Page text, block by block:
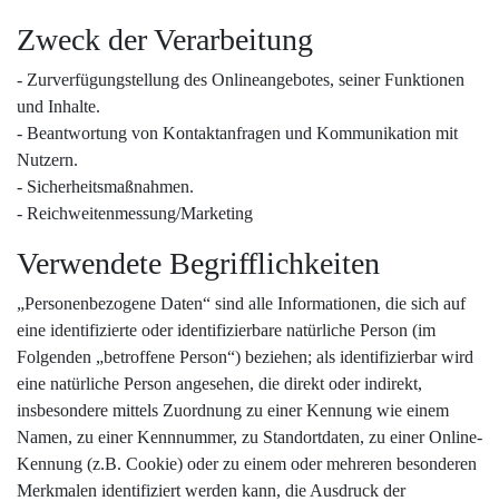
Zweck der Verarbeitung
- Zurverfügungstellung des Onlineangebotes, seiner Funktionen
und Inhalte.
- Beantwortung von Kontaktanfragen und Kommunikation mit
Nutzern.
- Sicherheitsmaßnahmen.
- Reichweitenmessung/Marketing
Verwendete Begrifflichkeiten
„Personenbezogene Daten“ sind alle Informationen, die sich auf
eine identifizierte oder identifizierbare natürliche Person (im
Folgenden „betroffene Person“) beziehen; als identifizierbar wird
eine natürliche Person angesehen, die direkt oder indirekt,
insbesondere mittels Zuordnung zu einer Kennung wie einem
Namen, zu einer Kennnummer, zu Standortdaten, zu einer Online-
Kennung (z.B. Cookie) oder zu einem oder mehreren besonderen
Merkmalen identifiziert werden kann, die Ausdruck der